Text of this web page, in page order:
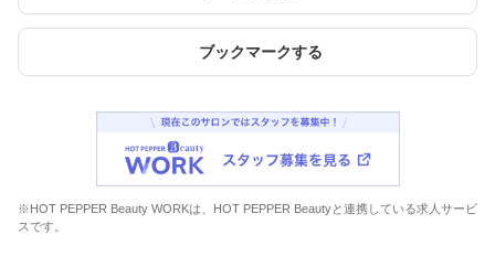
ブックマークする
※HOT PEPPER Beauty WORKは、HOT PEPPER Beautyと連携している求人サービ
スです。